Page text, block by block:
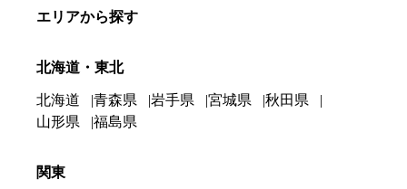
エリアから探す
北海道・東北
北海道 青森県 岩手県 宮城県
秋田県
山形県
福島県
関東